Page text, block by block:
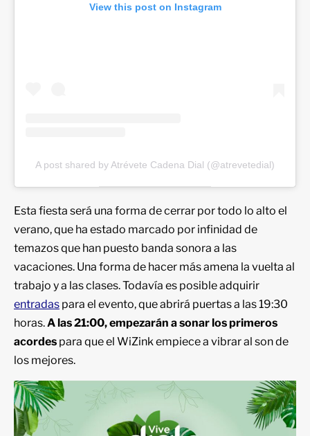
View this post on Instagram
A post shared by Atrévete Cadena Dial (@atrevetedial)
Esta fiesta será una forma de cerrar por todo lo alto el
verano, que ha estado marcado por infinidad de
temazos que han puesto banda sonora a las
vacaciones. Una forma de hacer más amena la vuelta al
trabajo y a las clases. Todavía es posible adquirir
entradas para el evento, que abrirá puertas a las 19:30
horas. A las 21:00, empezarán a sonar los primeros
acordes para que el WiZink empiece a vibrar al son de
los mejores.